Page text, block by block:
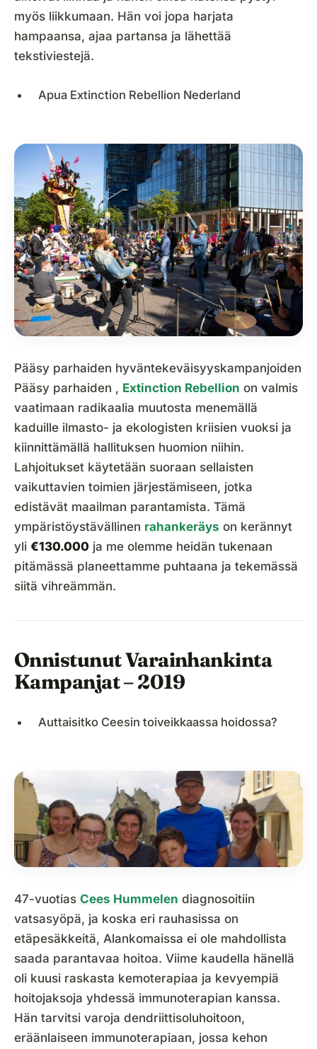
myös liikkumaan. Hän voi jopa harjata
hampaansa, ajaa partansa ja lähettää
tekstiviestejä.
Apua Extinction Rebellion Nederland
Pääsy parhaiden hyväntekeväisyyskampanjoiden
Pääsy parhaiden , Extinction Rebellion on valmis
vaatimaan radikaalia muutosta menemällä
kaduille ilmasto- ja ekologisten kriisien vuoksi ja
kiinnittämällä hallituksen huomion niihin.
Lahjoitukset käytetään suoraan sellaisten
vaikuttavien toimien järjestämiseen, jotka
edistävät maailman parantamista. Tämä
ympäristöystävällinen rahankeräys on kerännyt
yli €130.000 ja me olemme heidän tukenaan
pitämässä planeettamme puhtaana ja tekemässä
siitä vihreämmän.
Onnistunut Varainhankinta
Kampanjat – 2019
Auttaisitko Ceesin toiveikkaassa hoidossa?
47-vuotias Cees Hummelen diagnosoitiin
vatsasyöpä, ja koska eri rauhasissa on
etäpesäkkeitä, Alankomaissa ei ole mahdollista
saada parantavaa hoitoa. Viime kaudella hänellä
oli kuusi raskasta kemoterapiaa ja kevyempiä
hoitojaksoja yhdessä immunoterapian kanssa.
Hän tarvitsi varoja dendriittisoluhoitoon,
eräänlaiseen immunoterapiaan, jossa kehon